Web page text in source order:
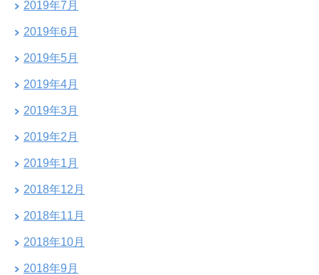
2019年7月
2019年6月
2019年5月
2019年4月
2019年3月
2019年2月
2019年1月
2018年12月
2018年11月
2018年10月
2018年9月